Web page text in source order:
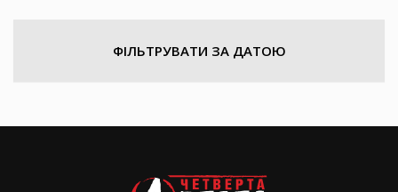
ФІЛЬТРУВАТИ ЗА ДАТОЮ